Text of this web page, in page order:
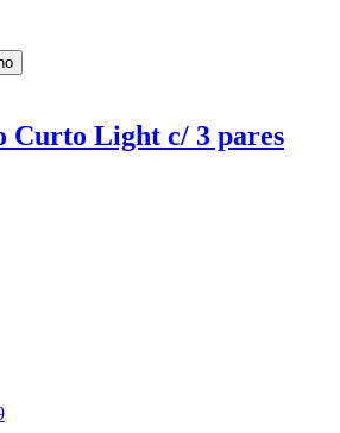
Curto Light c/ 3 pares